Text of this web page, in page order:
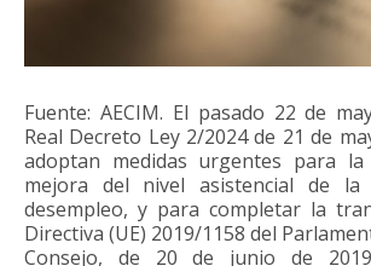
Fuente: AECIM. El pasado 22 de
Real Decreto Ley 2/2024 de 21 de
adoptan medidas urgentes para la
mejora del nivel asistencial de la
desempleo, y para completar la
Directiva (UE) 2019/1158 del
Consejo, de 20 de junio de